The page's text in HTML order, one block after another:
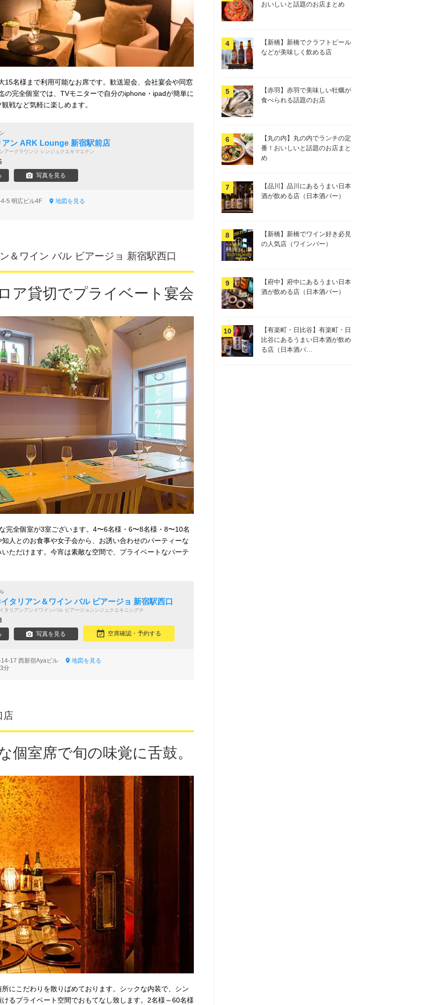
15名様まで利用可能なお席です。歓送迎会、会社宴会や同窓
の完全個室では、TVモニターで自分のiphone・ipadが簡単に
戦など気軽に楽しめます。
アン ARK Lounge 新宿駅前店
アークラウンジ シンジュクエキマエテン
写真を見る
4-5 明広ビル4F
地図を見る
＆ワイン バル ビアージョ 新宿駅西口
ア貸切でプライベート宴会
完全個室が3室ございます。4〜6名様・6〜8名様・8〜10名
人とのお食事や女子会から、お誘い合わせのパーティーな
ただけます。今宵は素敵な空間で、プライベートなパーテ
タリアン＆ワイン バル ビアージョ 新宿駅西口
タリアンアンドワインバル ビアージョシンジュクエキニシグチ
写真を見る 空席確認・予約する
14-17 西新宿Ayaビル
地図を見る
分
店
個室席で旬の味覚に舌鼓。
にこだわりを散りばめております。シックな内装で、シン
るプライベート空間でおもてなし致します。2名様～60名様
おいしいと話題のお店まとめ
【新橋】新橋でクラフトビール
などが美味しく飲める店
【赤羽】赤羽で美味しい牡蠣が
食べられる話題のお店
【丸の内】丸の内でランチの定
番！おいしいと話題のお店まと
め
【品川】品川にあるうまい日本
酒が飲める店（日本酒バー）
【新橋】新橋でワイン好き必見
の人気店（ワインバー）
【府中】府中にあるうまい日本
酒が飲める店（日本酒バー）
【有楽町・日比谷】有楽町・日
比谷にあるうまい日本酒が飲め
る店（日本酒バ…